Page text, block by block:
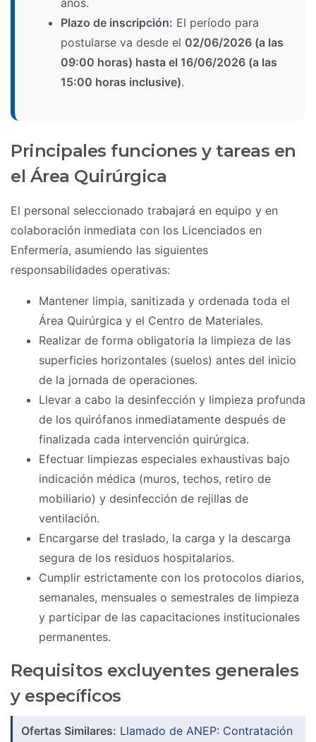
Plazo de inscripción: El período para
postularse va desde el 02/06/2026 (a las
09:00 horas) hasta el 16/06/2026 (a las
15:00 horas inclusive).
Principales funciones y tareas en
el Área Quirúrgica
El personal seleccionado trabajará en equipo y en
colaboración inmediata con los Licenciados en
Enfermería, asumiendo las siguientes
responsabilidades operativas:
Mantener limpia, sanitizada y ordenada toda el
Área Quirúrgica y el Centro de Materiales.
Realizar de forma obligatoria la limpieza de las
superficies horizontales (suelos) antes del inicio
de la jornada de operaciones.
Llevar a cabo la desinfección y limpieza profunda
de los quirófanos inmediatamente después de
finalizada cada intervención quirúrgica.
Efectuar limpiezas especiales exhaustivas bajo
indicación médica (muros, techos, retiro de
mobiliario) y desinfección de rejillas de
ventilación.
Encargarse del traslado, la carga y la descarga
segura de los residuos hospitalarios.
Cumplir estrictamente con los protocolos diarios,
semanales, mensuales o semestrales de limpieza
y participar de las capacitaciones institucionales
permanentes.
Requisitos excluyentes generales
y específicos
Ofertas Similares: Llamado de ANEP: Contratación